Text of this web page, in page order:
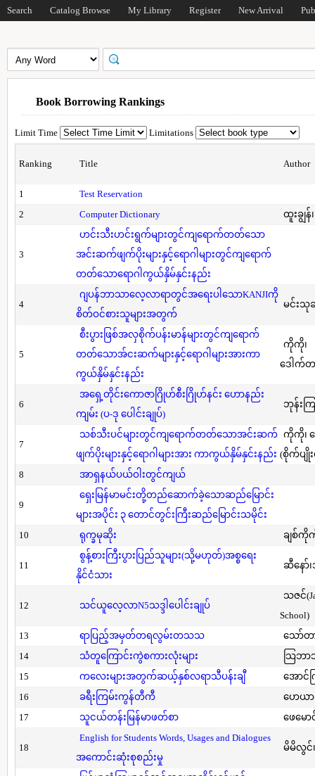
Search Catalog Browse My Library Register New Arrival
Book Borrowing Rankings
Limit Time Limitations
Ranking Title Author
1
Test Reservation
2
Computer Dictionary ထူးချွန်
3
ဟင်းသီးဟင်းရွက်များတွင်ကျရောက်တတ်သော
အင်းဆက်ဖျက်ပိုးများနှင့်ရောဂါများတွင်ကျရောက်
တတ်သောရောဂါကွယ်နှိမ်နှင်းနည်း
4
ဂျပန်ဘာသာလေ့လာရာတွင်အရေးပါသောKANJIကို
စိတ်ဝင်စားသူများအတွက်
မင်းသုခ
5
စီးပွားဖြစ်အလှစိုက်ပန်းမာန်များတွင်ကျရောက်
တတ်သောအ်ငးဆက်များနှင့်ရောဂါများအားကာ
ကွယ်နှိမ်နှင်းနည်း
ကိုကို၊
ဒေါက်တ
6
အရှေ့တိုင်းကောဇာဂြိုဟ်စီးဂြိုဟ်နင်း ဟောနည်း
ကျမ်း (ပ-ဒု ပေါင်းချုပ်)
ဘုန်းက
7
သစ်သီးပင်များတွင်ကျရောက်တတ်သောအင်းဆက်
ဖျက်ပိုးများနှင့်ရောဂါများအား ကာကွယ်နှိမ်နှင်းနည်း
ကိုကို၊
(စိုက်ပျိုး
8
အာရှနယ်ပယ်ဝါးတွင်ကျယ်
9
ရှေးမြန်မာမင်းတို့တည်ဆောက်ခဲ့သောဆည်မြောင်း
များအပိုင်း ၃ တောင်တွင်းကြီးဆည်မြောင်းသမိုင်း
10
ရုက္ခမုဆိုး ချစ်ကို
11
စွန့်စားကြီးပွားပြည်သူများ(သို့မဟုတ်)အစ္စရေး
နိုင်ငံသား
ဆီနော်၊
12 သင်ယူလေ့လာN5သဒ္ဒါပေါင်းချုပ်
သဇင်
School)
13
ရာပြည့်အမှတ်တရလွမ်းတသသ
သော်တ
14
သံတူကြောင်းကွဲစကားလုံးများ
သြဘာ
15
ကလေးများအတွက်ဆယ့်နှစ်လရာသီပန်းချီ
အောင်
16
ခရီးကြမ်းကွန်တီကီ
ဟေယာ
17
သူငယ်တန်းမြန်မာဖတ်စာ ဖေမော
18
English for Students Words, Usages and Dialogues
အကောင်းဆုံးစုစည်းမှု
မိမိလွင်၊